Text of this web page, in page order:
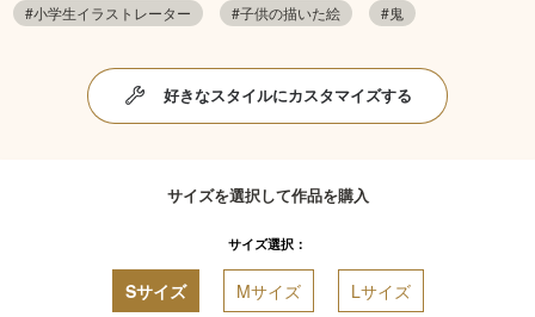
#小学生イラストレーター
#子供の描いた絵 #鬼
好きなスタイルにカスタマイズする
サイズを選択して作品を購入
サイズ選択：
Sサイズ Mサイズ Lサイズ